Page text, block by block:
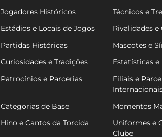
Jogadores Históricos
Técnicos e
Estádios e Locais de Jogos
Rivalidades e
Partidas Históricas
Mascotes e
Curiosidades e Tradições
Estatísticas e
Patrocínios e Parcerias
Filiais e
Categorias de Base
Momentos
Hino e Cantos da Torcida
Uniformes e
Clube